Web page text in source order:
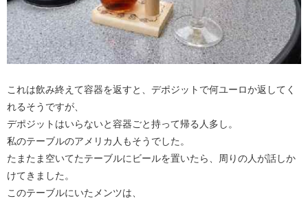
これは飲み終えて容器を返すと、デポジットで何ユーロか返してく
れるそうですが、
デポジットはいらないと容器ごと持って帰る人多し。
私のテーブルのアメリカ人もそうでした。
たまたま空いてたテーブルにビールを置いたら、周りの人が話しか
けてきました。
このテーブルにいたメンツは、